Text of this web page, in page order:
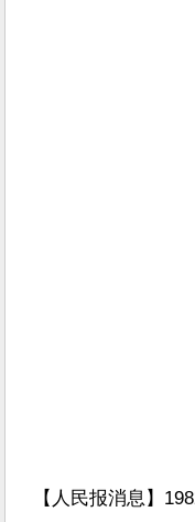
【人民报消息】